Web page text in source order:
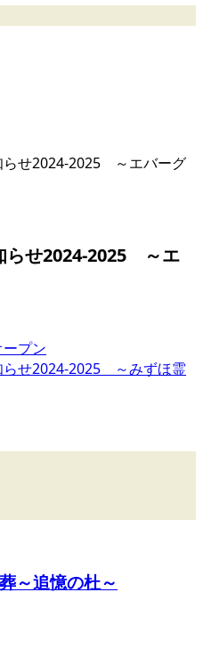
らせ2024-2025 ～エバーグ
らせ2024-2025 ～エ
プン
らせ2024-2025 ～みずほ霊
～追憶の杜～